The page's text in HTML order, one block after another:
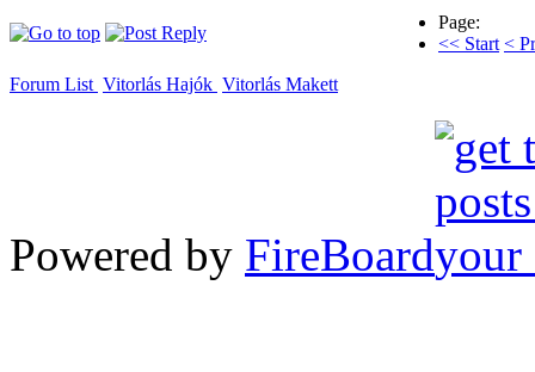
Page:
<< Start <
Forum List Vitorlás Hajók Vitorlás Makett
Powered by FireBoard